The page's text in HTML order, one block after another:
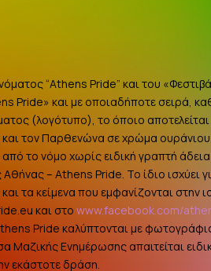
“Athens Pride” και του
Pride» και με οποιαδήποτε σειρά,
(λογότυπο), το όποιο
και τον Παρθενώνα σε χρώμα
το νόμο χωρίς ειδική γραπτή
– Athens Pride. Το ίδιο ισχύει
τα κείμενα που εμφανίζονται στην
και στοwww.facebook.com/
Pride καλύπτονται με
Μαζικής Ενημέρωσης απαιτείται
εκάστοτε δράση.